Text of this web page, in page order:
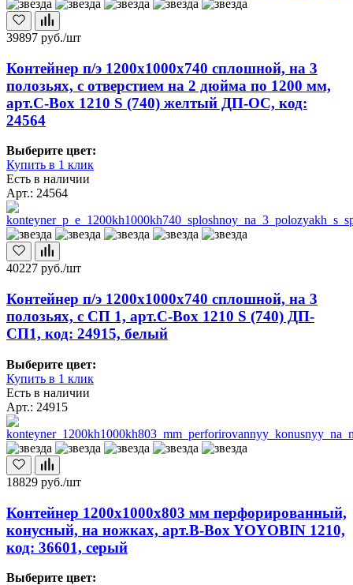
39897 руб./шт
Контейнер п/э 1200х1000х740 сплошной, на 3
полозьях, с отверстием на 2 дюйма по 1200 мм,
арт.C-Box 1210 S (740) желтый ДП-ОС, код:
24564
Выберите цвет:
Купить в 1 клик
Есть в наличии
Арт.: 24564
40227 руб./шт
Контейнер п/э 1200х1000х740 сплошной, на 3
полозьях, с СП 1, арт.C-Box 1210 S (740) ДП-
СП1, код: 24915, белый
Выберите цвет:
Купить в 1 клик
Есть в наличии
Арт.: 24915
18829 руб./шт
Контейнер 1200х1000х803 мм перфорированный,
конусный, на ножках, арт.B-Box YOYOBIN 1210,
код: 36601, серый
Выберите цвет: